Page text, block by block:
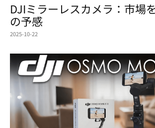
DJIミラーレスカメラ：市場
の予感
2025-10-22